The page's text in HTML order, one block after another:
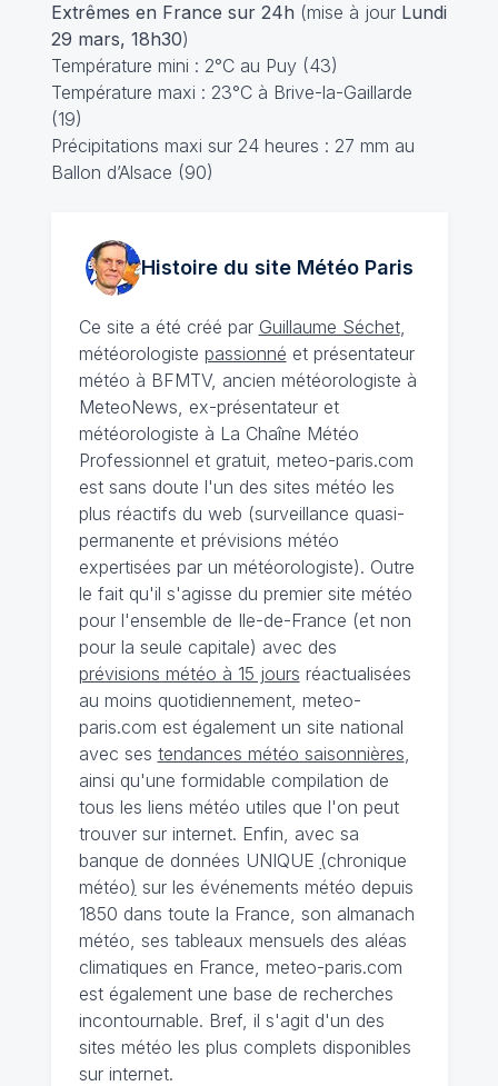
Extrêmes en France sur 24h (mise à jour Lundi
29 mars, 18h30)
Température mini : 2°C au Puy (43)
Température maxi : 23°C à Brive-la-Gaillarde
(19)
Précipitations maxi sur 24 heures : 27 mm au
Ballon d’Alsace (90)
Histoire du site MétéoParis
Ce site a été créé par Guillaume Séchet,
météorologiste passionné et présentateur
météo à BFMTV, ancien météorologiste à
MeteoNews, ex-présentateur et
météorologiste à La Chaîne Météo
Professionnel et gratuit, meteo-paris.com
est sans doute l'un des sites météo les
plus réactifs du web (surveillance quasi-
permanente et prévisions météo
expertisées par un météorologiste). Outre
le fait qu'il s'agisse du premier site météo
pour l'ensemble de Ile-de-France (et non
pour la seule capitale) avec des
prévisions météo à 15 jours réactualisées
au moins quotidiennement, meteo-
paris.com est également un site national
avec ses tendances météo saisonnières,
ainsi qu'une formidable compilation de
tous les liens météo utiles que l'on peut
trouver sur internet. Enfin, avec sa
banque de données UNIQUE (chronique
météo) sur les événements météo depuis
1850 dans toute la France, son almanach
météo, ses tableaux mensuels des aléas
climatiques en France, meteo-paris.com
est également une base de recherches
incontournable. Bref, il s'agit d'un des
sites météo les plus complets disponibles
sur internet.